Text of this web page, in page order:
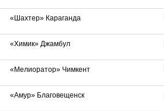
«Шахтер» Караганда
«Химик» Джамбул
«Мелиоратор» Чимкент
«Амур» Благовещенск